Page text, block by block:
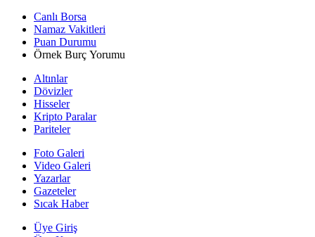
Canlı Borsa
Namaz Vakitleri
Puan Durumu
Örnek Burç Yorumu
Altınlar
Dövizler
Hisseler
Kripto Paralar
Pariteler
Foto Galeri
Video Galeri
Yazarlar
Gazeteler
Sıcak Haber
Üye Giriş